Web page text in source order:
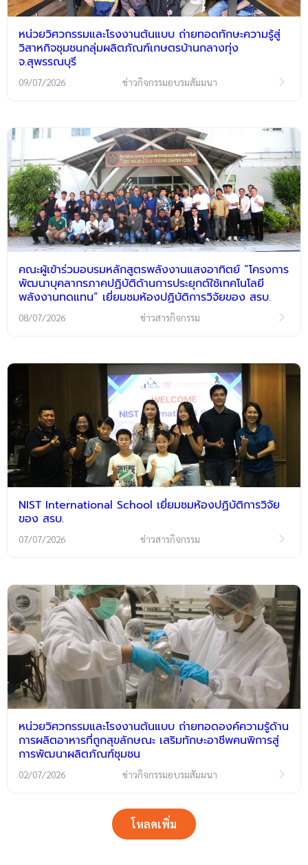
หน่วยวิศวกรรมและโรงงานต้นแบบ ถ่ายทอดทักษะความรู้สู่
วิสาหกิจชุมชนกลุ่มผลิตภัณฑ์เกษตรบ้านกลางทุ่ง
จ.สุพรรณบุรี
09/07/2026 ข่าวกิจกรรมอบรมสัมมนา
คณะผู้เข้าร่วมอบรมหลักสูตรพลังงานแสงอาทิตย์ “โครงการ
พัฒนาบุคลากรภาคปฏิบัติด้านการประยุกต์ใช้เทคโนโลยี
พลังงานทดแทน” เยี่ยมชมห้องปฏิบัติการวิจัยของ สรบ.
08/07/2026 ข่าวสารกิจกรรม
NIST International School เยี่ยมชมห้องปฏิบัติการวิจัย
ของ สรบ.
07/07/2026 ข่าวสารกิจกรรม
หน่วยวิศวกรรมและโรงงานต้นแบบ ถ่ายทอดองค์ความรู้ด้าน
การผลิตอาหารที่ถูกสุขลักษณะ เสริมทักษะอาชีพคนพิการสู่
การพัฒนาผลิตภัณฑ์ชุมชน
02/07/2026 ข่าวกิจกรรมอบรมสัมมนา
โหลดเพิ่ม